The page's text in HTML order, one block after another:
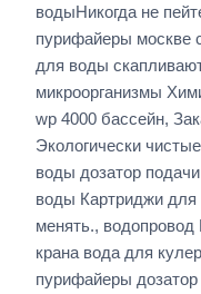
водыНикогда не
пурифайеры москве
для воды
микроорганизмы
wp 4000 бассейн,
Экологически
воды дозатор
воды Картриджи для
менять., водопровод
крана вода для
пурифайеры